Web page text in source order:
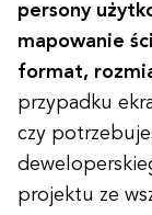
persony
mapowanie
format,
przypadku
czy
projektu ze